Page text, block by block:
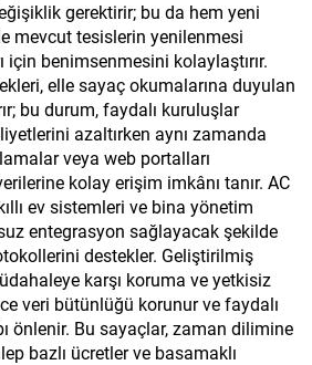
gerektirir; bu da hem yeni
mevcut tesislerin yenilenmesi
benimsenmesini kolaylaştırır.
elle sayaç okumalarına duyulan
bu durum, faydalı kuruluşlar
azaltırken aynı zamanda
veya web portalları
kolay erişim imkânı tanır. AC
ev sistemleri ve bina yönetim
entegrasyon sağlayacak şekilde
destekler. Geliştirilmiş
karşı koruma ve yetkisiz
veri bütünlüğü korunur ve faydalı
önlenir. Bu sayaçlar, zaman dilimine
bazlı ücretler ve basamaklı